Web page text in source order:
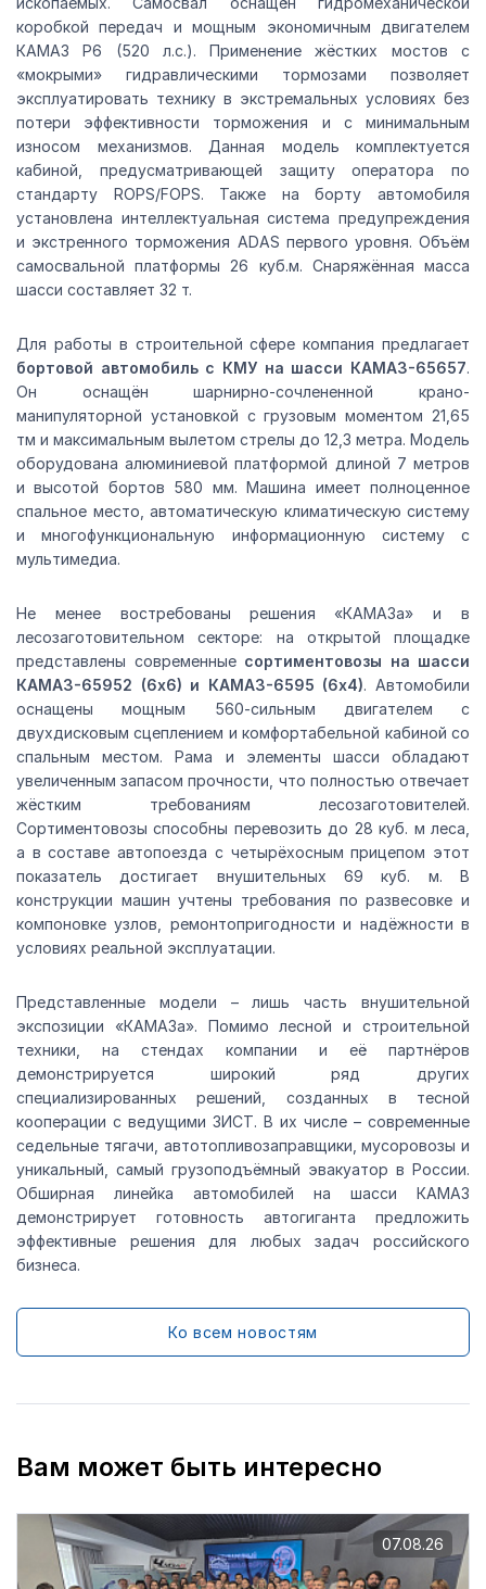
коробкой передач и мощным экономичным двигателем
КАМАЗ Р6 (520 л.с.). Применение жёстких мостов с
«мокрыми» гидравлическими тормозами позволяет
эксплуатировать технику в экстремальных условиях без
потери эффективности торможения и с минимальным
износом механизмов. Данная модель комплектуется
кабиной, предусматривающей защиту оператора по
стандарту ROPS/FOPS. Также на борту автомобиля
установлена интеллектуальная система предупреждения
и экстренного торможения ADAS первого уровня. Объём
самосвальной платформы 26 куб.м. Снаряжённая масса
шасси составляет 32 т.
Для работы в строительной сфере компания предлагает
бортовой автомобиль с КМУ на шасси КАМАЗ-65657.
Он оснащён шарнирно-сочлененной крано-
манипуляторной установкой с грузовым моментом 21,65
тм и максимальным вылетом стрелы до 12,3 метра. Модель
оборудована алюминиевой платформой длиной 7 метров
и высотой бортов 580 мм. Машина имеет полноценное
спальное место, автоматическую климатическую систему
и многофункциональную информационную систему с
мультимедиа.
Не менее востребованы решения «КАМАЗа» и в
лесозаготовительном секторе: на открытой площадке
представлены современные сортиментовозы на шасси
КАМАЗ-65952 (6х6) и КАМАЗ-6595 (6х4). Автомобили
оснащены мощным 560-сильным двигателем с
двухдисковым сцеплением и комфортабельной кабиной со
спальным местом. Рама и элементы шасси обладают
увеличенным запасом прочности, что полностью отвечает
жёстким требованиям лесозаготовителей.
Сортиментовозы способны перевозить до 28 куб. м леса,
а в составе автопоезда с четырёхосным прицепом этот
показатель достигает внушительных 69 куб. м. В
конструкции машин учтены требования по развесовке и
компоновке узлов, ремонтопригодности и надёжности в
условиях реальной эксплуатации.
Представленные модели – лишь часть внушительной
экспозиции «КАМАЗа». Помимо лесной и строительной
техники, на стендах компании и её партнёров
демонстрируется широкий ряд других
специализированных решений, созданных в тесной
кооперации с ведущими ЗИСТ. В их числе – современные
седельные тягачи, автотопливозаправщики, мусоровозы и
уникальный, самый грузоподъёмный эвакуатор в России.
Обширная линейка автомобилей на шасси КАМАЗ
демонстрирует готовность автогиганта предложить
эффективные решения для любых задач российского
бизнеса.
Ко всем новостям
Вам может быть интересно
07.08.26